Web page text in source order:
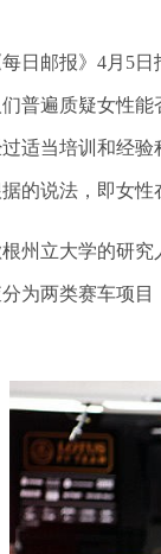
邮报》4月5日
普遍质疑女性
适当培训和经
的说法，即女
立大学的研究人
为两类赛车项